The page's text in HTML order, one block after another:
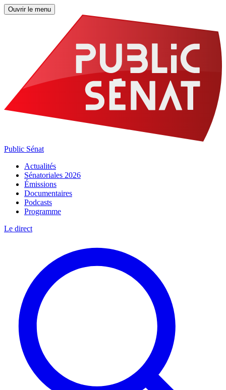
Ouvrir le menu
Public Sénat
Actualités
Sénatoriales 2026
Émissions
Documentaires
Podcasts
Programme
Le direct